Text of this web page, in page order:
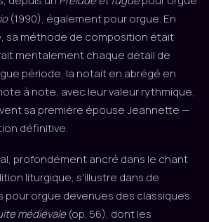
(1990), également pour orgue. En
sa méthode de composition était
mentalement chaque détail de
période, la notait en abrégé en
à note, avec leur valeur rythmique,
sa première épouse Jeannette —
définitive.
profondément ancré dans le chant
liturgique, s'illustre dans de
pour orgue devenues des classiques
médiévale(op. 56), dont les